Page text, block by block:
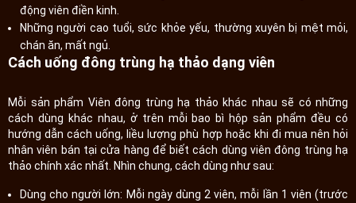
động viên điền kinh.
Những người cao tuổi, sức khỏe yếu, thường xuyên bị mệt mỏi,
chán ăn, mất ngủ.
Cách uống đông trùng hạ thảo dạng viên
Mỗi sản phẩm Viên đông trùng hạ thảo khác nhau sẽ có những
cách dùng khác nhau, ở trên mỗi bao bì hộp sản phẩm đều có
hướng dẫn cách uống, liều lượng phù hợp hoặc khi đi mua nên hỏi
nhân viên bán tại cửa hàng để biết cách dùng viên đông trùng hạ
thảo chính xác nhất. Nhìn chung, cách dùng như sau:
Dùng cho người lớn: Mỗi ngày dùng 2 viên, mỗi lần 1 viên (trước